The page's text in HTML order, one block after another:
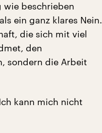
beschrieben
ein ganz klares Nein.
die sich mit viel
den
sondern die Arbeit
kann mich nicht